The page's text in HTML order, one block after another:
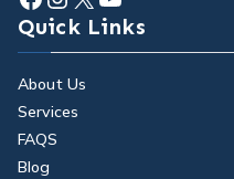
Quick Links
About Us
Services
FAQS
Blog